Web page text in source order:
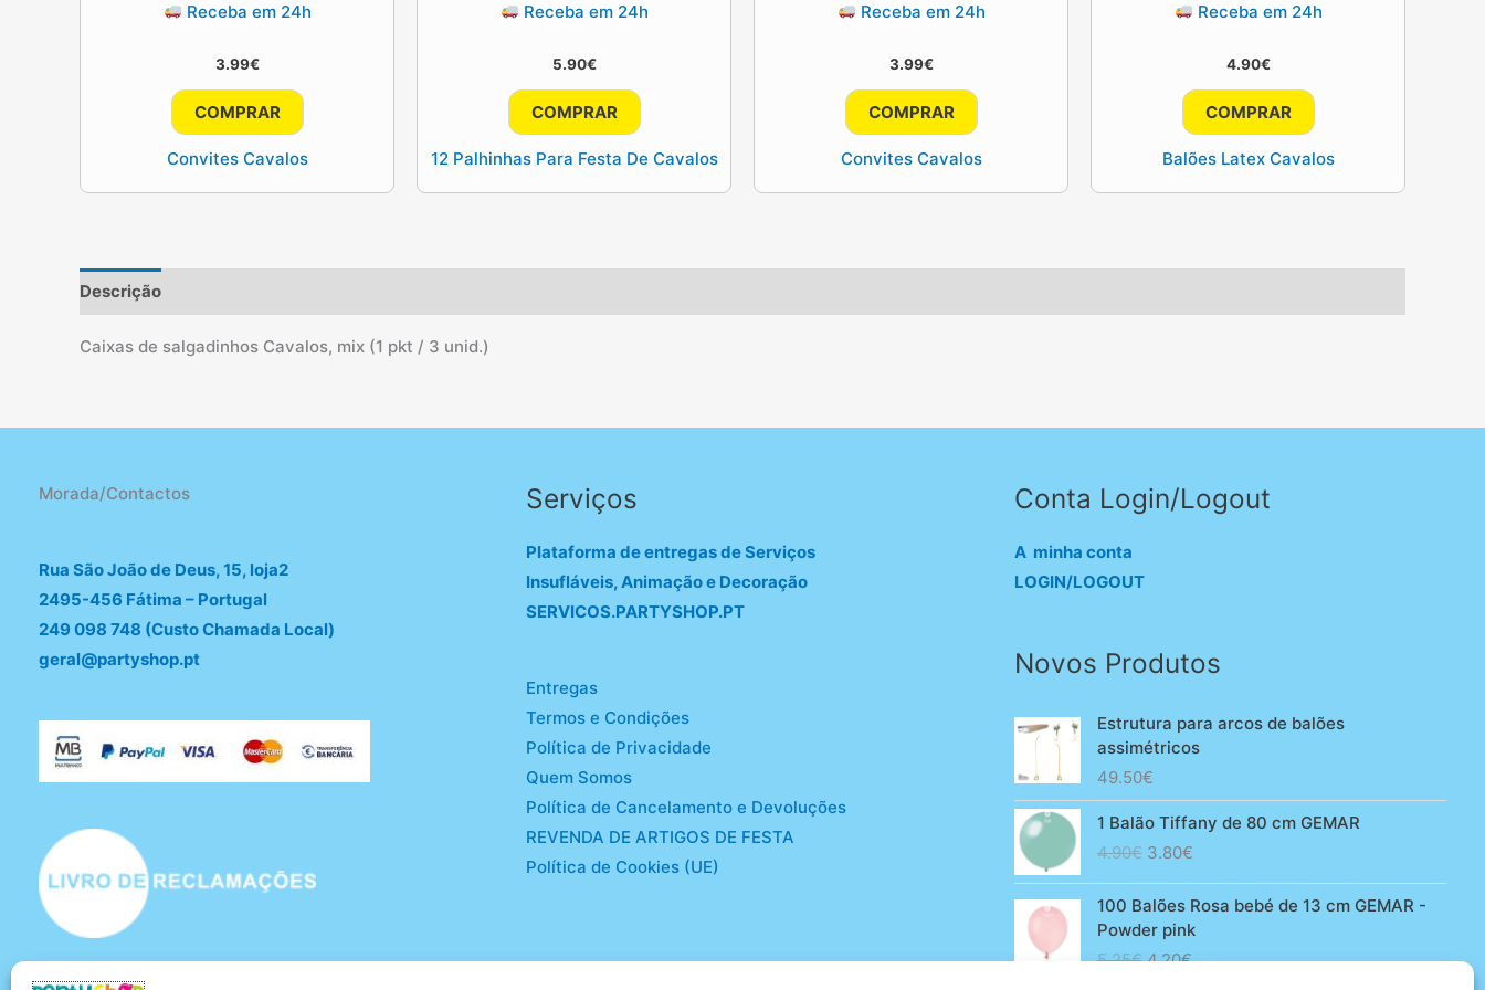
Receba em 24h
3.99€
COMPRAR
Convites Cavalos
Receba em 24h
5.90€
COMPRAR
12 Palhinhas Para Festa De Cavalos
Receba em 24h
3.99€
COMPRAR
Convites Cavalos
Receba em 24h
4.90€
COMPRAR
Balões Latex Cavalos
Descrição
Caixas de salgadinhos Cavalos, mix (1 pkt / 3 unid.)
Morada/Contactos
Rua São João de Deus, 15, loja2
2495-456 Fátima – Portugal
249 098 748 (Custo Chamada Local)
geral@partyshop.pt
Serviços
Plataforma de entregas de Serviços
Insufláveis, Animação e Decoração
SERVICOS.PARTYSHOP.PT
Entregas
Termos e Condições
Política de Privacidade
Quem Somos
Política de Cancelamento e Devoluções
REVENDA DE ARTIGOS DE FESTA
Política de Cookies (UE)
Conta Login/Logout
A minha conta
LOGIN/LOGOUT
Novos Produtos
Estrutura para arcos de balões
assimétricos
49.50€
1 Balão Tiffany de 80 cm GEMAR
4.90€ O
original
era:
3.80€O
atual
é:
100 Balões Rosa bebé de 13 cm GEMAR -
Powder pink
5.25€O
4.20€O